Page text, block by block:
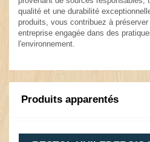
qualité et une durabilité
produits, vous contribuez à
entreprise engagée dans des
l'environnement.
Produits apparentés